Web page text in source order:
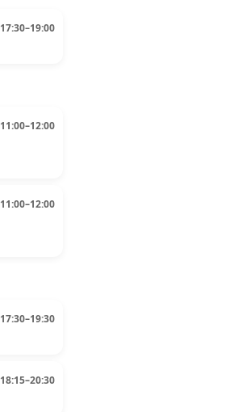
17:30–19:00
11:00–12:00
11:00–12:00
17:30–19:30
18:15–20:30